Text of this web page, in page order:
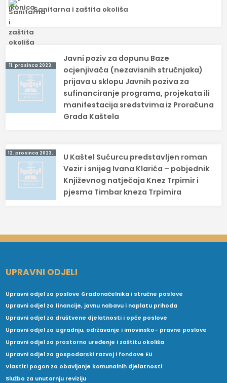
Sanitarna i zaštita okoliša
Navigacija
objava
11. prosinca 2023.
Javni poziv za dopunu Baze
ocjenjivača (nezavisnih stručnjaka)
prijava u sklopu Javnih poziva za
sufinanciranje programa, projekata ili
manifestacija sredstvima iz Proračuna
Grada Kaštela
12. prosinca 2023.
U Kaštel Sućurcu predstavljen roman
Vezir i snijeg Ivana Klarića – pobjednik
Književnog natječaja Knez Trpimir i
pjesma Timbar kneza Trpimira
UPRAVNI ODJELI
Upravni odjel za poslove Gradonačelnika i stručne poslove
Upravni odjel za financije, javnu nabavu i naplatu prihoda
Upravni odjel za društvene djelatnosti i opće poslove
Upravni odjel za izgradnju, održavanje i imovinsko- pravne poslove
Upravni odjel za prostorno uređenje i zaštitu okoliša
Upravni odjel za gospodarski razvoj i fondove EU
Vlastiti pogon za obavljanje komunalnih djelatnosti
Služba za unutarnju reviziju